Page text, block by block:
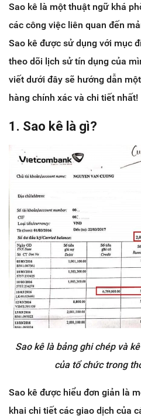
Sao kê là một thuật ngữ khá
các công việc liên quan đến
Sao kê được sử dụng với mục
theo dõi lịch sử tín dụng của
viết dưới đây sẽ hướng dẫn
hàng chính xác và chi tiết nhất!
1. Sao kê là gì?
Sao kê là bảng ghi chép và
của tổ chức trong
Sao kê được hiểu đơn giản là
khai chi tiết các giao dịch của